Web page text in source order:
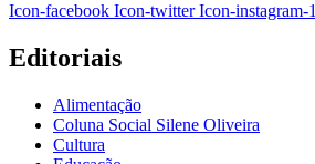
Icon-facebook Icon-twitter Icon-instagram-1
Editoriais
Alimentação
Coluna Social Silene Oliveira
Cultura